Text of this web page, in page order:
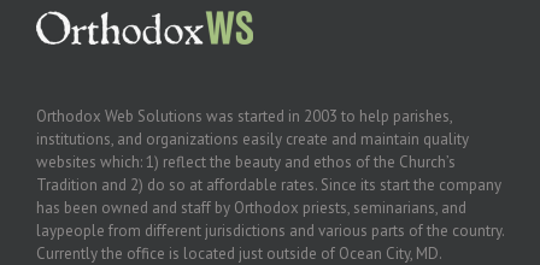
Orthodox Web Solutions was started in 2003 to help parishes,
institutions, and organizations easily create and maintain quality
websites which: 1) reflect the beauty and ethos of the Church’s
Tradition and 2) do so at affordable rates. Since its start the company
has been owned and staff by Orthodox priests, seminarians, and
laypeople from different jurisdictions and various parts of the country.
Currently the office is located just outside of Ocean City, MD.